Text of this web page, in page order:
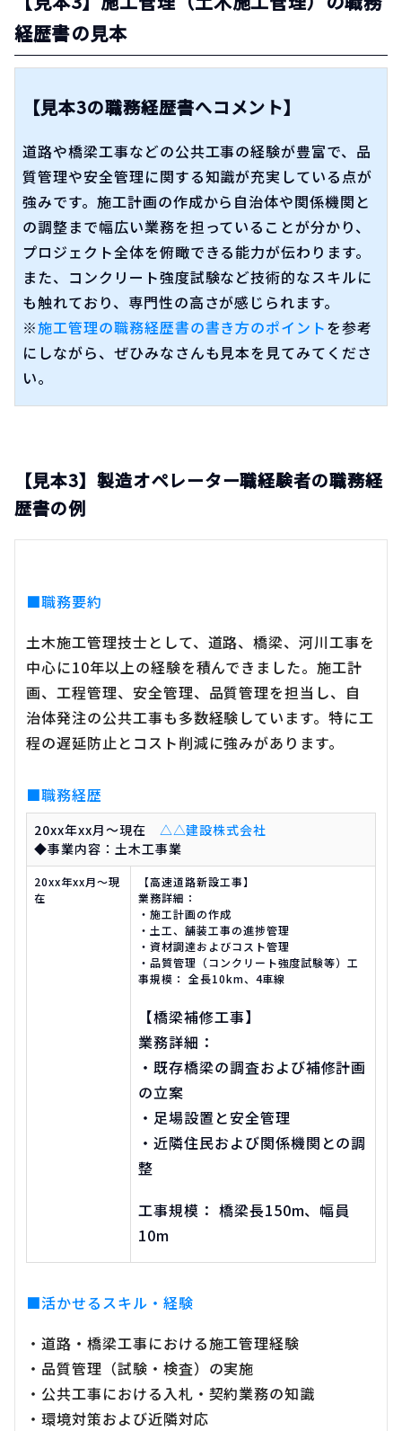
経歴書の見本
【見本3の職務経歴書へコメント】
道路や橋梁工事などの公共工事の経験が豊富で、品
質管理や安全管理に関する知識が充実している点が
強みです。施工計画の作成から自治体や関係機関と
の調整まで幅広い業務を担っていることが分かり、
プロジェクト全体を俯瞰できる能力が伝わります。
また、コンクリート強度試験など技術的なスキルに
も触れており、専門性の高さが感じられます。
※施工管理の職務経歴書の書き方のポイントを参考
にしながら、ぜひみなさんも見本を見てみてくださ
い。
【見本3】製造オペレーター職経験者の職務経
歴書の例
■職務要約
土木施工管理技士として、道路、橋梁、河川工事を
中心に10年以上の経験を積んできました。施工計
画、工程管理、安全管理、品質管理を担当し、自
治体発注の公共工事も多数経験しています。特に工
程の遅延防止とコスト削減に強みがあります。
■職務経歴
20xx年xx月～現在
△△建設株式会社
◆事業内容：土木工事業
20xx年xx月～現
在
【高速道路新設工事】
業務詳細：
・施工計画の作成
・土工、舗装工事の進捗管理
・資材調達およびコスト管理
・品質管理（コンクリート強度試験等）工
事規模： 全長10km、4車線
【橋梁補修工事】
業務詳細：
・既存橋梁の調査および補修計画
の立案
・足場設置と安全管理
・近隣住民および関係機関との調
整
工事規模： 橋梁長150m、幅員
10m
■活かせるスキル・経験
・道路・橋梁工事における施工管理経験
・品質管理（試験・検査）の実施
・公共工事における入札・契約業務の知識
・環境対策および近隣対応